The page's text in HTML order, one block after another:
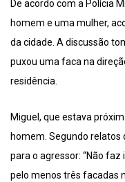
De acordo com a Polícia
homem e uma mulher,
da cidade. A discussão
puxou uma faca na
residência.
Miguel, que estava
homem. Segundo
para o agressor: “Não
pelo menos três facadas